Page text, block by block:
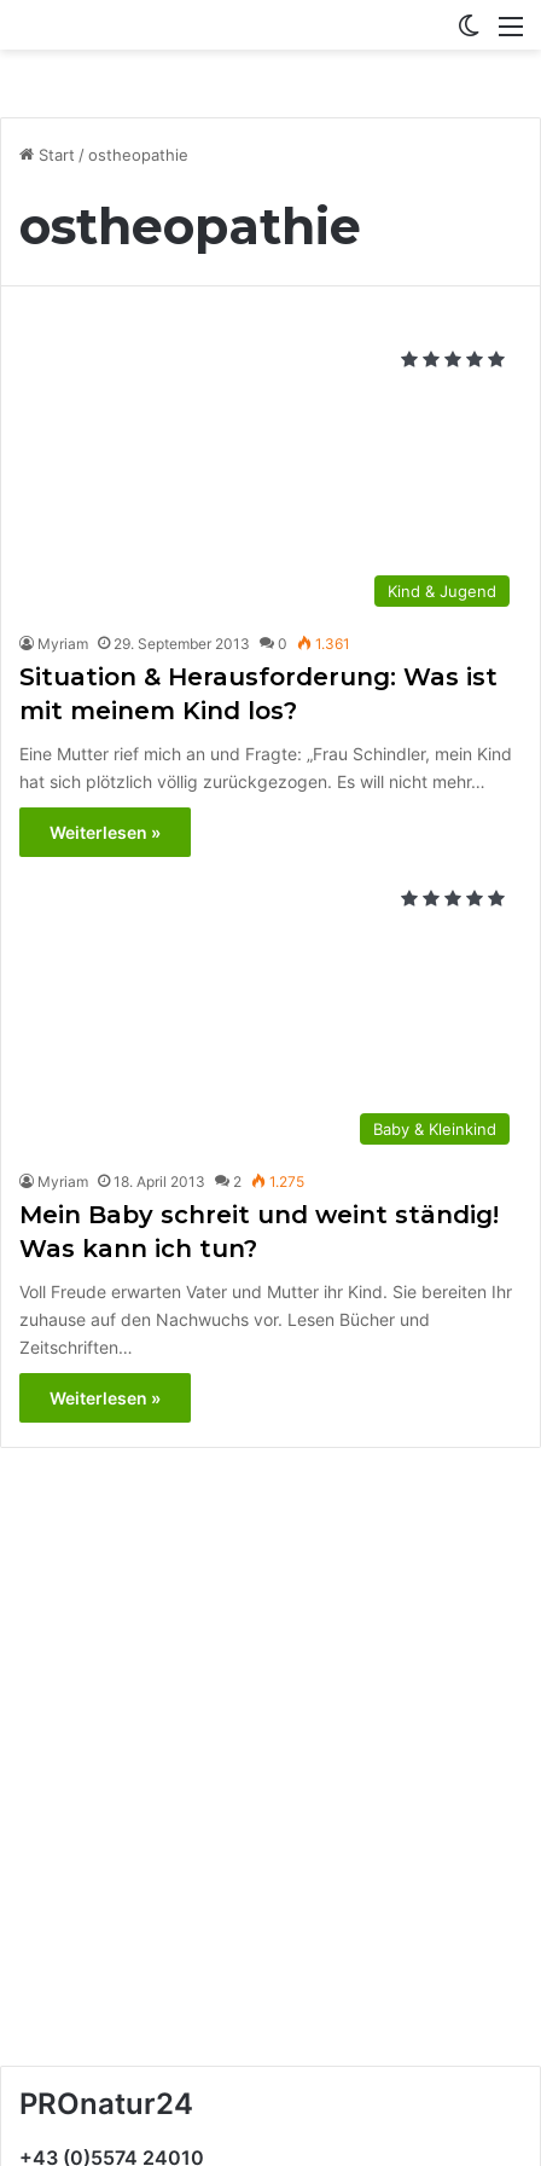
Start /ostheopathie
ostheopathie
Kind & Jugend
Myriam 29. September 2013 0 1.361
Situation & Herausforderung: Was ist
mit meinem Kind los?
Eine Mutter rief mich an und Fragte: „Frau Schindler, mein Kind
hat sich plötzlich völlig zurückgezogen. Es will nicht mehr…
Weiterlesen »
Baby & Kleinkind
Myriam 18. April 2013 2 1.275
Mein Baby schreit und weint ständig!
Was kann ich tun?
Voll Freude erwarten Vater und Mutter ihr Kind. Sie bereiten Ihr
zuhause auf den Nachwuchs vor. Lesen Bücher und
Zeitschriften…
Weiterlesen »
PROnatur24
+43 (0)5574 24010